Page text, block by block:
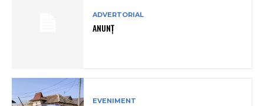
ADVERTORIAL
ANUNȚ
EVENIMENT